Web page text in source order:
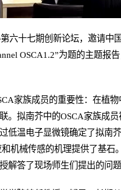
六十七期创新论坛，邀请中
OSCA1.2”为题的主题
家族成员的重要性：在植
。拟南芥中的OSCA家族成
低温电子显微镜确定了拟南
机械传感的机理提供了基
解答了现场师生们提出的问